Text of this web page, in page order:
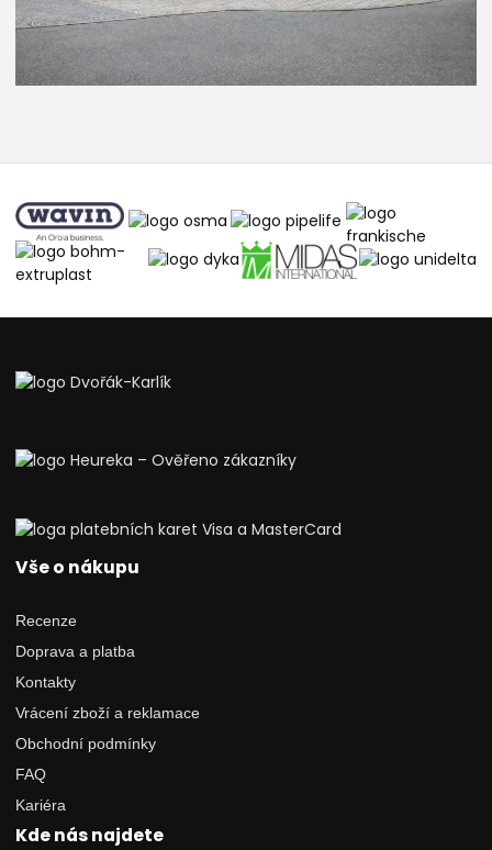
Vše o nákupu
Recenze
Doprava a platba
Kontakty
Vrácení zboží a reklamace
Obchodní podmínky
FAQ
Kariéra
Kde nás najdete